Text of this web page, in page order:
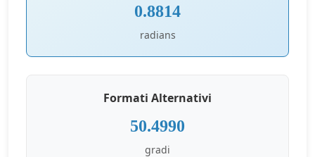
0.8814
radians
Formati Alternativi
50.4990
gradi